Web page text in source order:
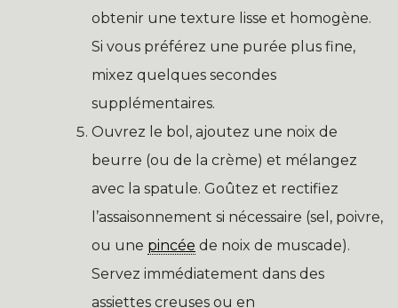
obtenir une texture lisse et homogène.
Si vous préférez une purée plus fine,
mixez quelques secondes
supplémentaires.
Ouvrez le bol, ajoutez une noix de
beurre (ou de la crème) et mélangez
avec la spatule. Goûtez et rectifiez
l’assaisonnement si nécessaire (sel, poivre,
ou une pincée de noix de muscade).
Servez immédiatement dans des
assiettes creuses ou en